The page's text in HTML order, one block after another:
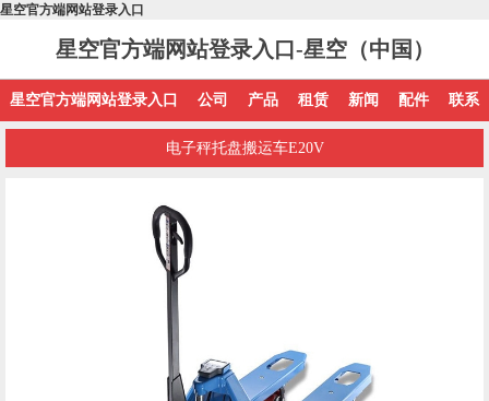
星空官方端网站登录入口
星空官方端网站登录入口-星空（中国）
星空官方端网站登录入口 公司 产品 租赁 新闻 配件 联系
电子秤托盘搬运车E20V